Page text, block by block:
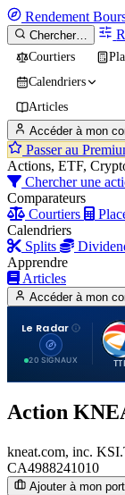
Rendement
Chercher…
Courtiers
Calendriers
Articles
Accéder à mon
Passer au
Actions, ETF,
Chercher une
Comparateurs
Courtiers
Calendriers
Splits
Apprendre
Articles
Accéder à mon
Le Radar
20 SIGNAUX
T
Action
kneat.com, inc.
CA4988241010
Ajouter à mon